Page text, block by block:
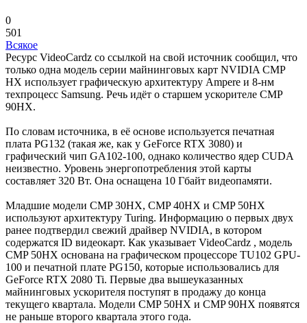
0
501
Всякое
Ресурс VideoCardz со ссылкой на свой источник сообщил, что
только одна модель серии майнинговых карт NVIDIA CMP
HX использует графическую архитектуру Ampere и 8-нм
техпроцесс Samsung. Речь идёт о старшем ускорителе CMP
90HX.
По словам источника, в её основе используется печатная
плата PG132 (такая же, как у GeForce RTX 3080) и
графический чип GA102-100, однако количество ядер CUDA
неизвестно. Уровень энергопотребления этой карты
составляет 320 Вт. Она оснащена 10 Гбайт видеопамяти.
Младшие модели CMP 30HX, CMP 40HX и CMP 50HX
используют архитектуру Turing. Информацию о первых двух
ранее подтвердил свежий драйвер NVIDIA, в котором
содержатся ID видеокарт. Как указывает VideoCardz , модель
CMP 50HX основана на графическом процессоре TU102 GPU-
100 и печатной плате PG150, которые использовались для
GeForce RTX 2080 Ti. Первые два вышеуказанных
майнинговых ускорителя поступят в продажу до конца
текущего квартала. Модели CMP 50HX и CMP 90HX появятся
не раньше второго квартала этого года.